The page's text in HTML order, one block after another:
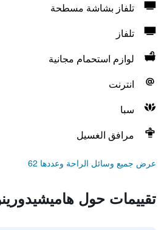
تلفاز بشاشة مسطحة
تلفاز
لوازم استحمام مجانية
انترنت
سبا
مرافق الغسيل
عرض جميع وسائل الراحة وعددها 62
تقييمات حول